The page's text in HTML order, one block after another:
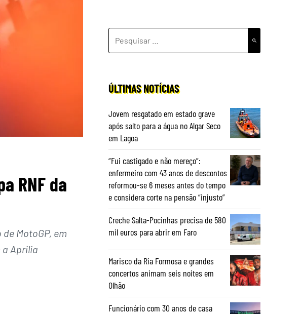
RNF da
MotoGP, em
Aprilia
POR:
ÚLTIMAS NOTÍCIAS
Jovem resgatado em estado grave
após salto para a água no Algar Seco
em Lagoa
“Fui castigado e não mereço”:
enfermeiro com 43 anos de descontos
reformou-se 6 meses antes do tempo
e considera corte na pensão “injusto”
Creche Salta-Pocinhas precisa de 580
mil euros para abrir em Faro
Marisco da Ria Formosa e grandes
concertos animam seis noites em
Olhão
Funcionário com 30 anos de casa